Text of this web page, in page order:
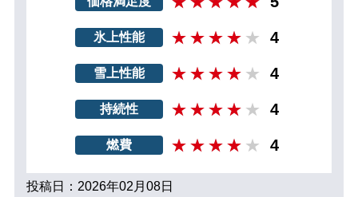
氷上性能 4
雪上性能 4
持続性 4
燃費 4
投稿日：2026年02月08日